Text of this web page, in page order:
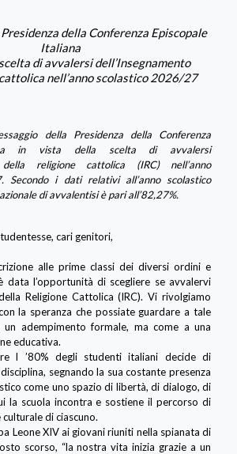
della Conferenza Episcopale
Italiana
di avvalersi dell’Insegnamento
nell’anno scolastico 2026/27
della Presidenza della Conferenza
in vista della scelta di avvalersi
della religione cattolica (IRC) nell’anno
Secondo i dati relativi all’anno scolastico
di avvalentisi è pari all’82,27%.
cari genitori,
alle prime classi dei diversi ordini e
data l’opportunità di scegliere se avvalervi
Religione Cattolica (IRC). Vi rivolgiamo
la speranza che possiate guardare a tale
adempimento formale, ma come a una
educativa.
l ’80% degli studenti italiani decide di
segnando la sua costante presenza
come uno spazio di libertà, di dialogo, di
la scuola incontra e sostiene il percorso di
di ciascuno.
Leone XIV ai giovani riuniti nella spianata di
scorso, “la nostra vita inizia grazie a un